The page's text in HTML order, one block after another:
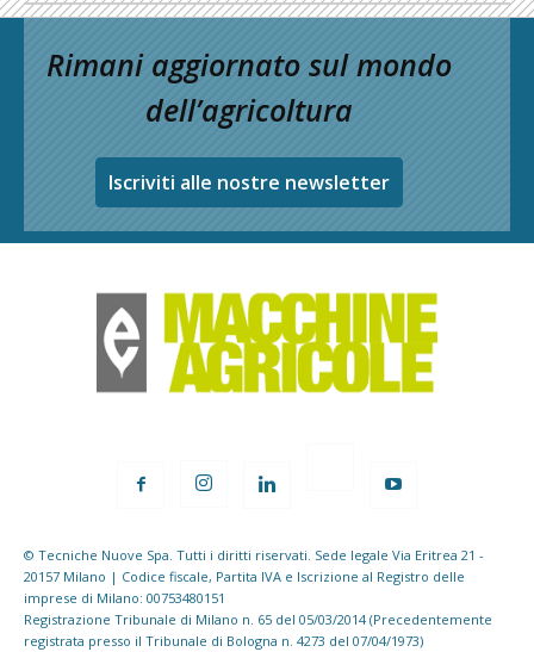
Rimani aggiornato sul mondo
dell’agricoltura
Iscriviti alle nostre newsletter
© Tecniche Nuove Spa. Tutti i diritti riservati. Sede legale Via Eritrea 21 -
20157 Milano | Codice fiscale, Partita IVA e Iscrizione al Registro delle
imprese di Milano: 00753480151
Registrazione Tribunale di Milano n. 65 del 05/03/2014 (Precedentemente
registrata presso il Tribunale di Bologna n. 4273 del 07/04/1973)